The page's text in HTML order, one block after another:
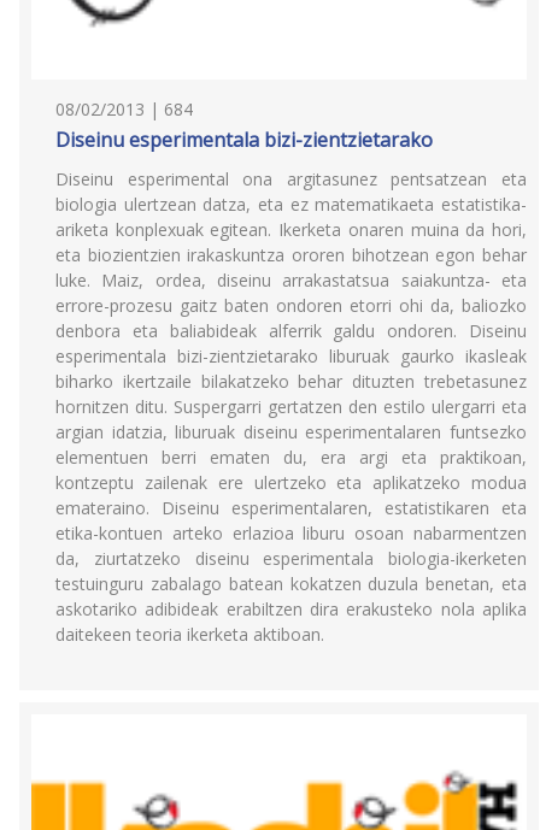
08/02/2013 | 684
Diseinu esperimentala bizi-zientzietarako
Diseinu esperimental ona argitasunez pentsatzean eta
biologia ulertzean datza, eta ez matematikaeta estatistika-
ariketa konplexuak egitean. Ikerketa onaren muina da hori,
eta biozientzien irakaskuntza ororen bihotzean egon behar
luke. Maiz, ordea, diseinu arrakastatsua saiakuntza- eta
errore-prozesu gaitz baten ondoren etorri ohi da, baliozko
denbora eta baliabideak alferrik galdu ondoren. Diseinu
esperimentala bizi-zientzietarako liburuak gaurko ikasleak
biharko ikertzaile bilakatzeko behar dituzten trebetasunez
hornitzen ditu. Suspergarri gertatzen den estilo ulergarri eta
argian idatzia, liburuak diseinu esperimentalaren funtsezko
elementuen berri ematen du, era argi eta praktikoan,
kontzeptu zailenak ere ulertzeko eta aplikatzeko modua
emateraino. Diseinu esperimentalaren, estatistikaren eta
etika-kontuen arteko erlazioa liburu osoan nabarmentzen
da, ziurtatzeko diseinu esperimentala biologia-ikerketen
testuinguru zabalago batean kokatzen duzula benetan, eta
askotariko adibideak erabiltzen dira erakusteko nola aplika
daitekeen teoria ikerketa aktiboan.